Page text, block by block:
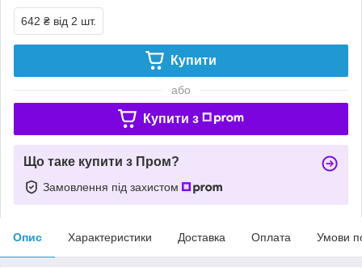
642 ₴ від 2 шт.
Купити
або
Купити з
Що таке купити з Пром?
Замовлення під захистом
Опис Характеристики Доставка Оплата Умови